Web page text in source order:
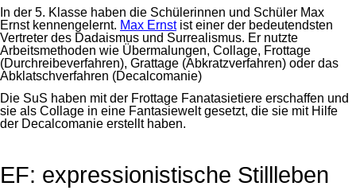
In der 5. Klasse haben die Schülerinnen und Schüler Max
Ernst kennengelernt. Max Ernstist einer der bedeutendsten
Vertreter des Dadaismus und Surrealismus. Er nutzte
Arbeitsmethoden wie Übermalungen, Collage, Frottage
(Durchreibeverfahren), Grattage (Abkratzverfahren) oder das
Abklatschverfahren (Decalcomanie)
Die SuS haben mit der Frottage Fanatasietiere erschaffen und
sie als Collage in eine Fantasiewelt gesetzt, die sie mit Hilfe
der Decalcomanie erstellt haben.
EF: expressionistische Stillleben